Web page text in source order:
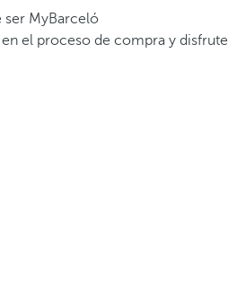
ser MyBarceló
el proceso de compra y disfrute